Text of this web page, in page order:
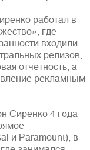
работал в
где
входили
релизов,
отчетность, а
рекламным
Сиренко 4 года
и Paramount), в